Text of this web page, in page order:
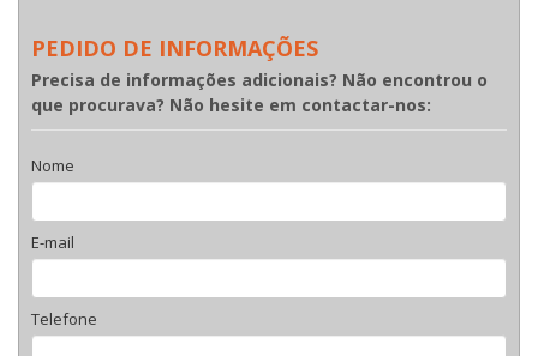
PEDIDO DE INFORMAÇÕES
Precisa de informações adicionais? Não encontrou o
que procurava? Não hesite em contactar-nos:
Nome
E-mail
Telefone